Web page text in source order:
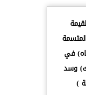
في
وسد
)